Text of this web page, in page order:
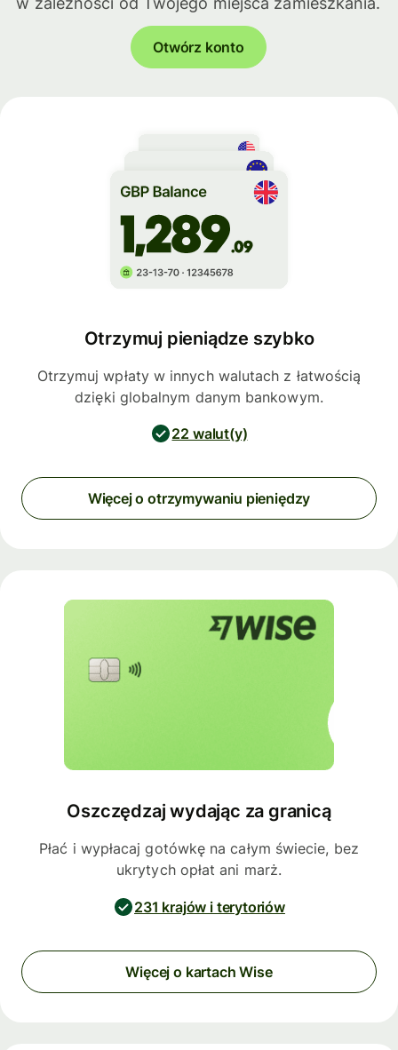
Otwórz konto
Otrzymuj pieniądze szybko
Otrzymuj wpłaty w innych walutach z łatwością
dzięki globalnym danym bankowym.
22 walut(y)
Więcej o otrzymywaniu pieniędzy
Oszczędzaj wydając za granicą
Płać i wypłacaj gotówkę na całym świecie, bez
ukrytych opłat ani marż.
231 krajów i terytoriów
Więcej o kartach Wise